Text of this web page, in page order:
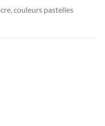
couleurs pastelles